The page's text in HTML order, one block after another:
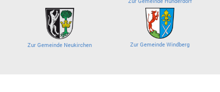
Zur Gemeinde Neukirchen Zur Gemeinde Windberg